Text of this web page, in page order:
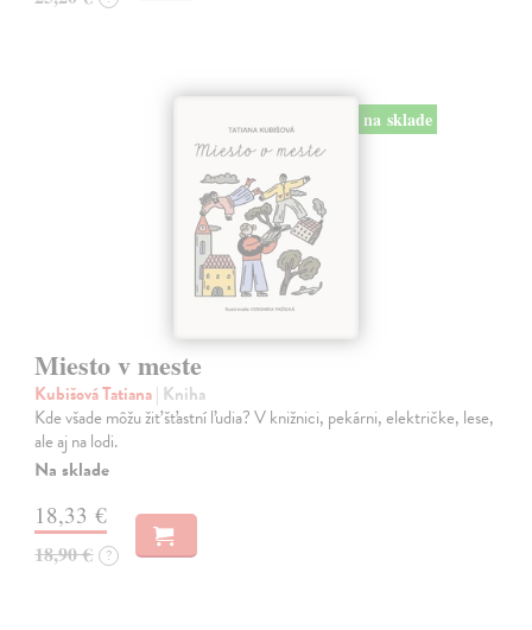
na sklade
Miesto v meste
Kubišová Tatiana| Kniha
Kde všade môžu žiť šťastní ľudia? V knižnici, pekárni, električke, lese,
ale aj na lodi.
Na sklade
18,33 €
18,90 € ?